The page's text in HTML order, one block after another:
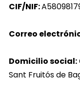
CIF/NIF:
Correo
Domicilio social:
Sant Fruitós de